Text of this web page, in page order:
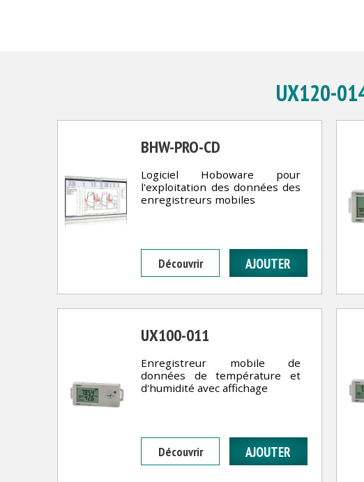
UX120-
BHW-PRO-CD
Logiciel Hoboware pour
l'exploitation des données des
enregistreurs mobiles
Découvrir
UX100-011
Enregistreur mobile de
données de température et
d'humidité avec affichage
Découvrir